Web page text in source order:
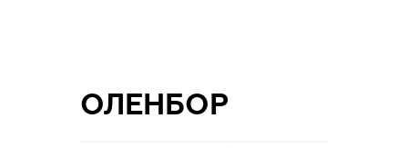
ОЛЕНБОР